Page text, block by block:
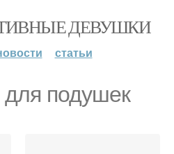
ДЕВУШКИ
статьи
подушек